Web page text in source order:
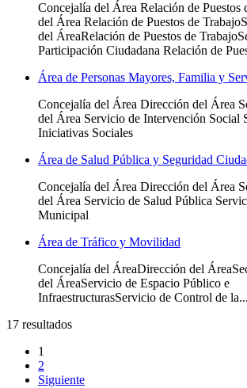
Concejalía del Área Relación de Puestos
del Área Relación de Puestos de
del ÁreaRelación de Puestos de
Participación Ciudadana Relación de
Área de Personas Mayores, Familia y
Concejalía del Área Dirección del Área
del Área Servicio de Intervención Social
Iniciativas Sociales
Área de Salud Pública y Seguridad
Concejalía del Área Dirección del Área
del Área Servicio de Salud Pública
Municipal
Área de Tráfico y Movilidad
Concejalía del ÁreaDirección del
del ÁreaServicio de Espacio Público e
InfraestructurasServicio de Control de la...
17 resultados
1
2
Siguiente